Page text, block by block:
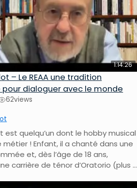
1:14:26
– Le REAA une tradition
dialoguer avec le monde
62views
est quelqu’un dont le hobby musical
! Enfant, il a chanté dans une
et, dès l’âge de 18 ans,
carrière de ténor d’Oratorio (plus ...